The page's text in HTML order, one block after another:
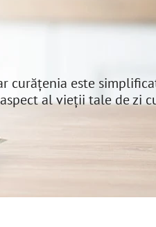
este
al vieții tale de zi